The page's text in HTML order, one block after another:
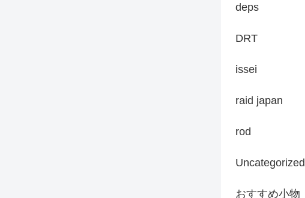
deps
DRT
issei
raid japan
rod
Uncategorized
おすすめ小物